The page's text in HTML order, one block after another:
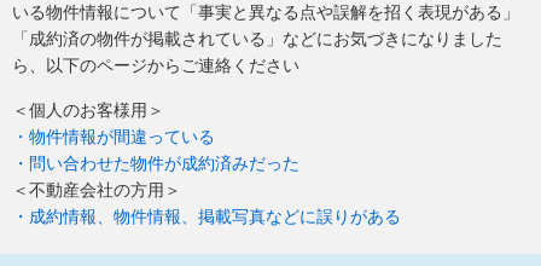
いる物件情報について「事実と異なる点や誤解を招く表現がある」
「成約済の物件が掲載されている」などにお気づきになりました
ら、以下のページからご連絡ください
＜個人のお客様用＞
・物件情報が間違っている
・問い合わせた物件が成約済みだった
＜不動産会社の方用＞
・成約情報、物件情報、掲載写真などに誤りがある